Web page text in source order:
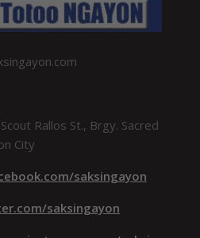
Rallos St., Brgy. Sacred
City
saksingayon
saksingayon